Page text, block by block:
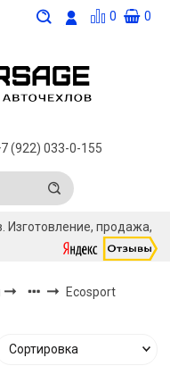
0 0
(922) 033-0-155
Изготовление, продажа,
Ecosport